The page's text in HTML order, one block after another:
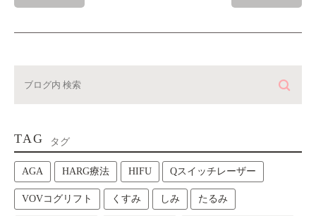
TAG タグ
AGA HARG療法 HIFU Qスイッチレーザー
VOVコグリフト くすみ しみ たるみ